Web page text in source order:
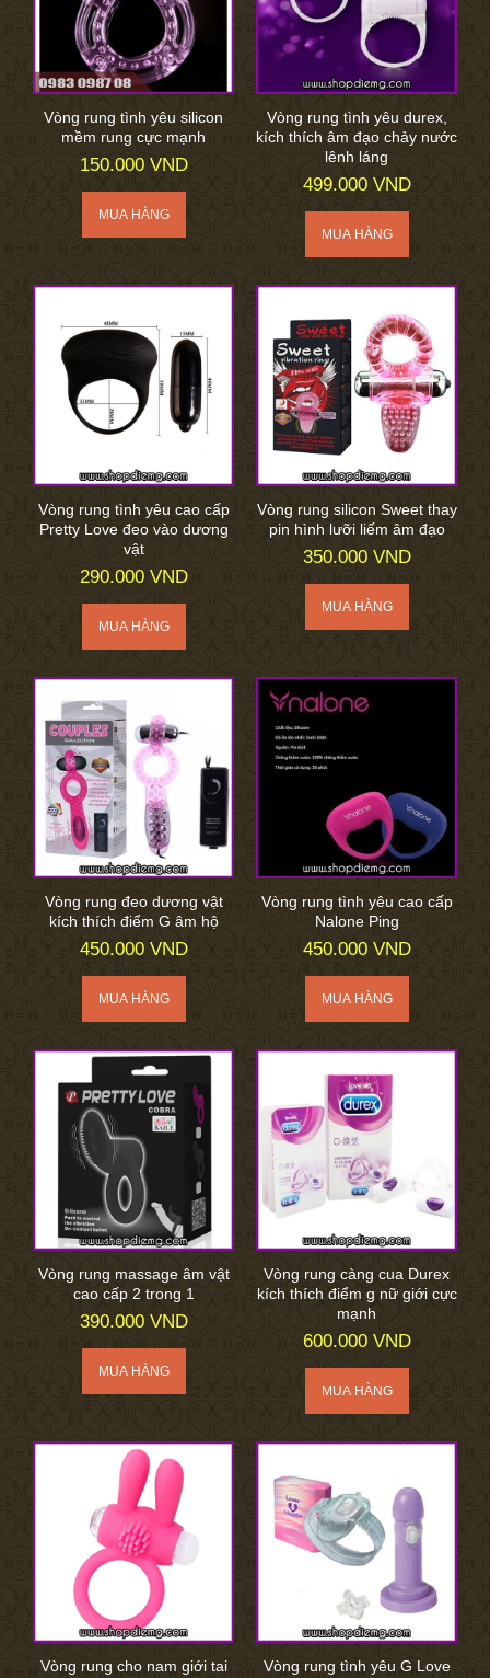
Vòng rung tình yêu silicon
mềm rung cực mạnh
150.000 VND
Vòng rung tình yêu durex,
kích thích âm đạo chảy nước
lênh láng
499.000 VND
Vòng rung tình yêu cao cấp
Pretty Love đeo vào dương
vật
290.000 VND
Vòng rung silicon Sweet thay
pin hình lưỡi liếm âm đạo
350.000 VND
Vòng rung đeo dương vật
kích thích điểm G âm hộ
450.000 VND
Vòng rung tình yêu cao cấp
Nalone Ping
450.000 VND
Vòng rung massage âm vật
cao cấp 2 trong 1
390.000 VND
Vòng rung càng cua Durex
kích thích điểm g nữ giới cực
mạnh
600.000 VND
Vòng rung cho nam giới tai
Vòng rung tình yêu G Love